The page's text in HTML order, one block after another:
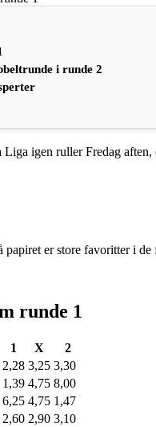
i runde 2
igen ruller Fredag
papiret er store favoritter i
runde 1
1 X
2
2,28 3,25 3,30
1,39 4,75 8,00
6,25 4,75 1,47
2,60 2,90 3,10